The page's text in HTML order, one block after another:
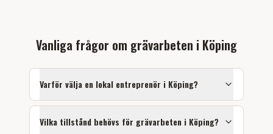
Vanliga frågor om grävarbeten i Köping
Varför välja en lokal entreprenör i Köping?
Vilka tillstånd behövs för grävarbeten i Köping?